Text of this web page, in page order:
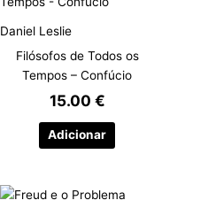
Daniel Leslie
Filósofos de Todos os
Tempos – Confúcio
15.00 €
Adicionar